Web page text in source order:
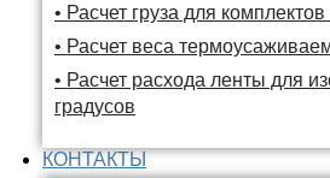
• Расчет груза для
• Расчет веса
• Расчет расхода ленты для
градусов
КОНТАКТЫ